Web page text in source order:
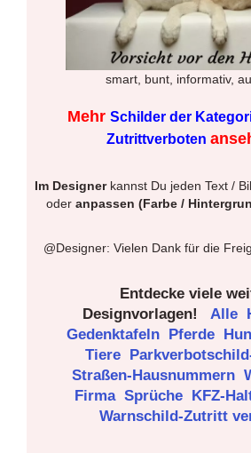
smart, bunt, informativ,
Mehr Schilder der
Zutrittverboten
Im Designerkannst Du jeden Text /
oder anpassen (Farbe /
@Designer: Vielen Dank für die
Entdecke viele
Designvorlagen!
Alle
Gedenktafeln Pferde
Tiere
Straßen-Hausnummern
Firma Sprüche KFZ-
Warnschild-Zutritt